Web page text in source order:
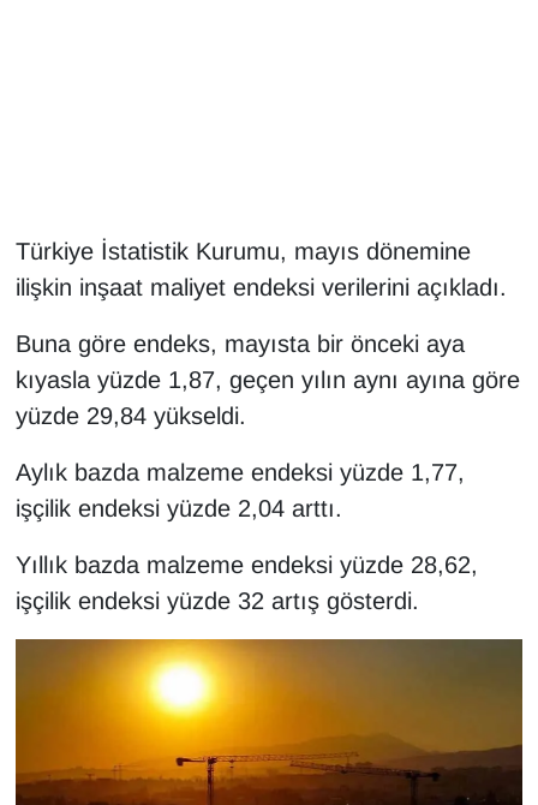
Türkiye İstatistik Kurumu, mayıs dönemine
ilişkin inşaat maliyet endeksi verilerini açıkladı.
Buna göre endeks, mayısta bir önceki aya
kıyasla yüzde 1,87, geçen yılın aynı ayına göre
yüzde 29,84 yükseldi.
Aylık bazda malzeme endeksi yüzde 1,77,
işçilik endeksi yüzde 2,04 arttı.
Yıllık bazda malzeme endeksi yüzde 28,62,
işçilik endeksi yüzde 32 artış gösterdi.
Kadın
Kamu Alımları
Kim Kimdir?
Kültür & Sanat
MAGAZİN
MEDYA
ONE EKONOMİ
POLİTİKA